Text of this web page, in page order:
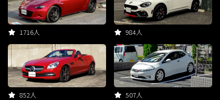
1716人 984人
852人 507人